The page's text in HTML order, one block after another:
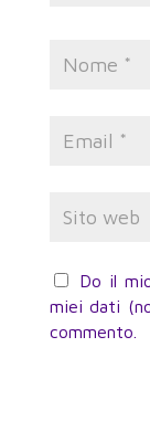
Do il
miei dati
commento.